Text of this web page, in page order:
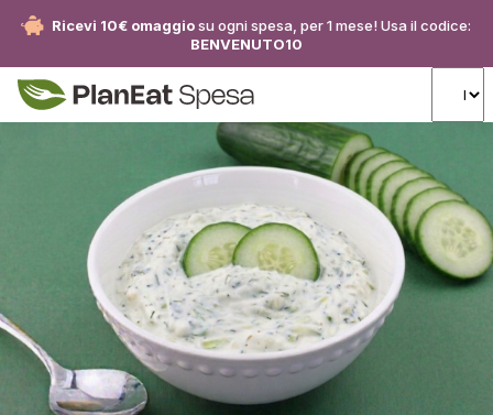
Ricevi 10€ omaggiosu ogni spesa, per 1 mese! Usa il codice:
BENVENUTO10